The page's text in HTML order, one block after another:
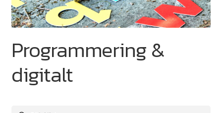
Programmering &
digitalt